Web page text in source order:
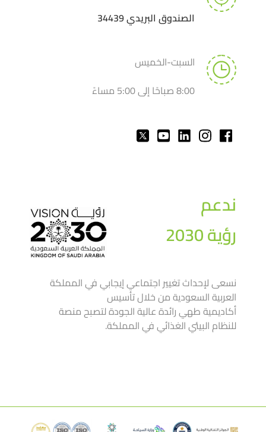
الصندوق البريدي 34439
السبت-الخميس
8:00 صباحًا إلى 5:00 مساءً
ندعم
رؤية 2030
نسعى لإحداث تغيير اجتماعي إيجابي في المملكة
العربية السعودية من خلال تأسيس
أكاديمية طهي رائدة عالية الجودة لتصبح منصة
للنظام البيئي الغذائي في المملكة.